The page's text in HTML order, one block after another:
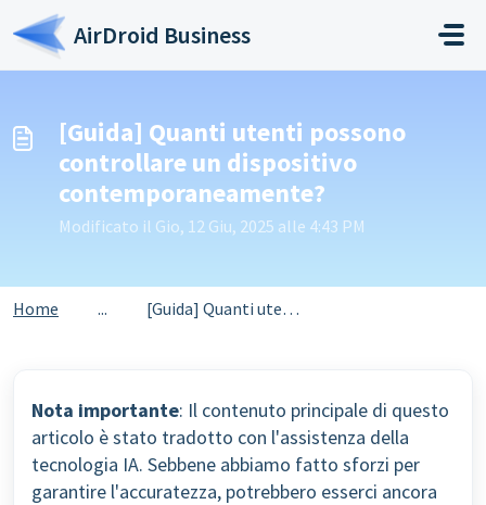
Salta al contenuto principale
AirDroid Business
[Guida] Quanti utenti possono
controllare un dispositivo
contemporaneamente?
Modificato il Gio, 12 Giu, 2025 alle 4:43 PM
Home ... [Guida] Quanti utenti possono controllare un dispositivo ...
Nota importante: Il contenuto principale di questo
articolo è stato tradotto con l'assistenza della
tecnologia IA. Sebbene abbiamo fatto sforzi per
garantire l'accuratezza, potrebbero esserci ancora